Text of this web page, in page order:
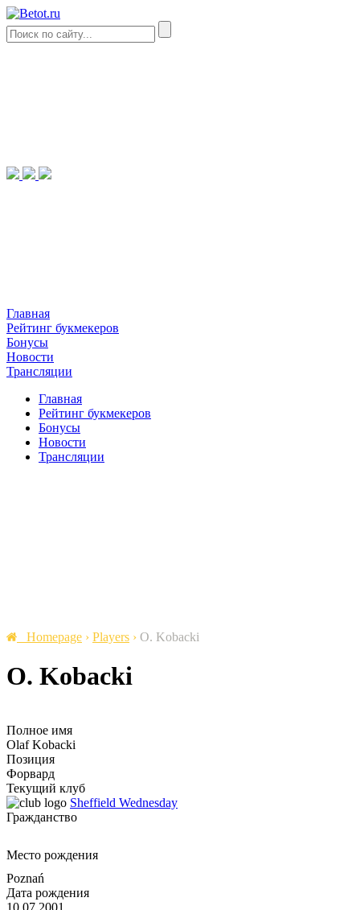
Главная
Рейтинг букмекеров
Бонусы
Новости
Трансляции
Главная
Рейтинг букмекеров
Бонусы
Новости
Трансляции
Homepage › Players › O. Kobacki
O. Kobacki
Полное имя
Olaf Kobacki
Позиция
Форвард
Текущий клуб
Sheffield Wednesday
Гражданство
Место рождения
Poznań
Дата рождения
10.07.2001